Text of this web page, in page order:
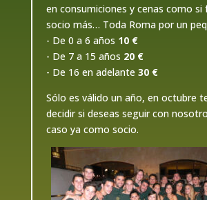
en consumiciones y cenas como si
socio más… Toda Roma por un
- De 0 a 6 años 10 €
- De 7 a 15 años 20 €
- De 16 en adelante 30 €
Sólo es válido un año, en octubre
decidir si deseas seguir con
caso ya como socio.